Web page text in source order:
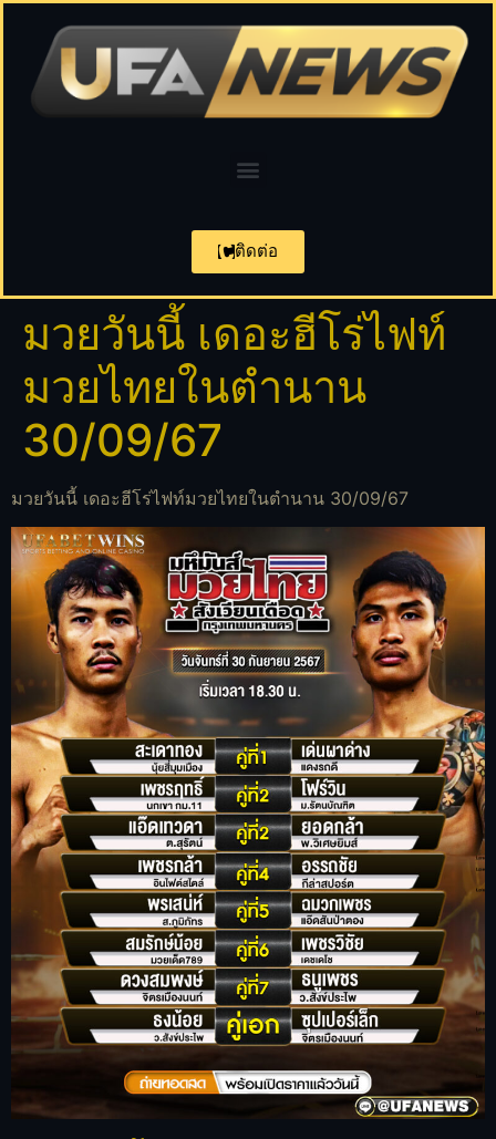
ติดต่อ
มวยวันนี้ เดอะฮีโร่ไฟท์
มวยไทยในตำนาน
30/09/67
มวยวันนี้ เดอะฮีโร่ไฟท์มวยไทยในตำนาน 30/09/67